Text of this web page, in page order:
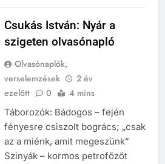
Csukás István: Nyár a
szigeten olvasónapló
Olvasónaplók,
verselemzések
2 év
ezelőtt
0 4 mins
Táborozók: Bádogos – fején
fényesre csiszolt bogrács; „csak
az a miénk, amit megeszünk”
Szinyák – kormos petrofőzőt